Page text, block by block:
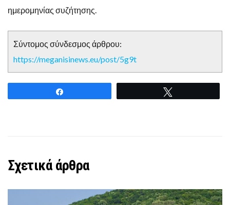
ημερομηνίας συζήτησης.
Σύντομος σύνδεσμος άρθρου:
https://meganisinews.eu/post/5g9t
Σχετικά άρθρα